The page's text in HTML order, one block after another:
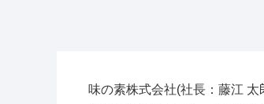
味の素株式会社(社長：藤江